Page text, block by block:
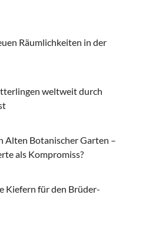
Räumlichkeiten in der
weltweit durch
Alten Botanischer Garten –
als Kompromiss?
Kiefern für den Brüder-